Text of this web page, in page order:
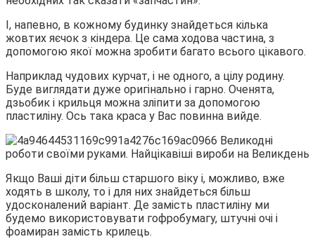
І, напевно, в кожному будинку знайдеться кілька
жовтих яєчок з кіндера. Це сама ходова частина, з
допомогою якої можна зробити багато всього цікавого.
Наприклад чудових курчат, і не одного, а цілу родину.
Буде виглядати дуже оригінально і гарно. Оченята,
дзьобик і крильця можна зліпити за допомогою
пластиліну. Ось така краса у Вас повинна вийде.
Якщо Ваші діти більш старшого віку і, можливо, вже
ходять в школу, то і для них знайдеться більш
удосконалений варіант. Де замість пластиліну ми
будемо використовувати гофробумагу, штучні очі і
фоамиран замість крилець.